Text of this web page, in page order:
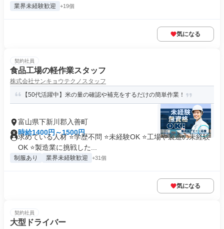
業界未経験歓迎 +19個
気になる
契約社員
食品工場の軽作業スタッフ
株式会社サンキョウテクノスタッフ
【50代活躍中】米の量の確認や補充をするだけの簡単作業！
富山県下新川郡入善町
時給1400円～1500円
求めている人材 ⭐学歴不問 ⭐未経験OK ⭐工場や製造の未経験
OK ⭐製造業に挑戦した...
制服あり 業界未経験歓迎 +31個
気になる
契約社員
大型ドライバー